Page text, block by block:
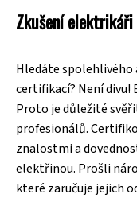
Zkušení
Hledáte
certifikací? Není divu!
Proto je důležité
profesionálů.
znalostmi a
elektřinou. Prošli
které zaručuje jejich